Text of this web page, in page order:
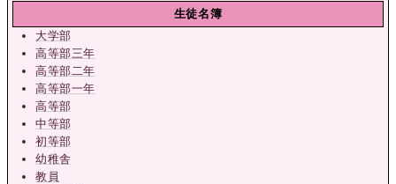
生徒名簿
大学部
高等部三年
高等部二年
高等部一年
高等部
中等部
初等部
幼稚舎
教員